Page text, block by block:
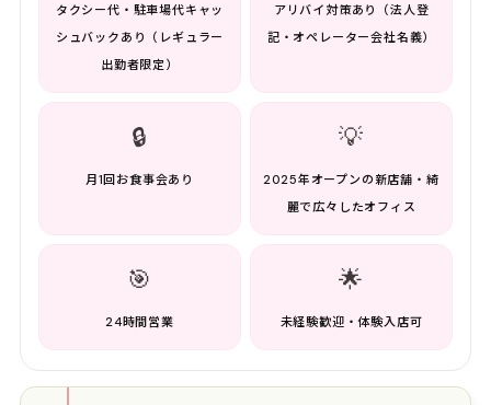
タクシー代・駐車場代キャッ
シュバックあり（レギュラー
出勤者限定）
アリバイ対策あり（法人登
記・オペレーター会社名義）
🔒
月1回お食事会あり
💡
2025年オープンの新店舗・綺
麗で広々したオフィス
🎯
24時間営業
🌟
未経験歓迎・体験入店可